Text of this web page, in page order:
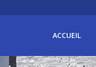
ACCUEIL